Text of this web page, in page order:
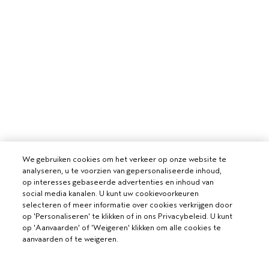
We gebruiken cookies om het verkeer op onze website te
analyseren, u te voorzien van gepersonaliseerde inhoud,
op interesses gebaseerde advertenties en inhoud van
social media kanalen. U kunt uw cookievoorkeuren
selecteren of meer informatie over cookies verkrijgen door
op 'Personaliseren' te klikken of in ons Privacybeleid. U kunt
op 'Aanvaarden' of 'Weigeren' klikken om alle cookies te
aanvaarden of te weigeren.